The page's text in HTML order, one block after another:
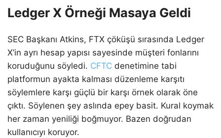
Ledger X Örneği Masaya Geldi
SEC Başkanı Atkins, FTX çöküşü sırasında Ledger
X’in ayrı hesap yapısı sayesinde müşteri fonlarını
koruduğunu söyledi. CFTC denetimine tabi
platformun ayakta kalması düzenleme karşıtı
söylemlere karşı güçlü bir karşı örnek olarak öne
çıktı. Söylenen şey aslında epey basit. Kural koymak
her zaman yeniliği boğmuyor. Bazen doğrudan
kullanıcıyı koruyor.